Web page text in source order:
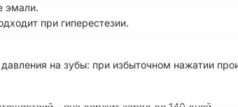
эмали.
при гиперестезии.
на зубы: при избыточном нажатии